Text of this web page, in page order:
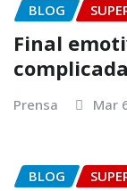
BLOG
Final
Prensa Mar
BLOG